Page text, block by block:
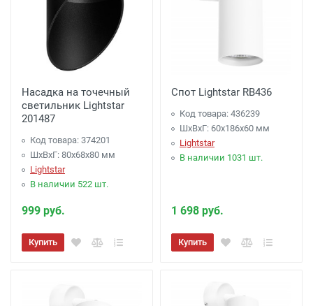
Насадка на точечный
светильник Lightstar
201487
Код товара: 374201
ШхВхГ: 80x68x80 мм
Lightstar
В наличии 522 шт.
999 руб.
Купить
Спот Lightstar RB436
Код товара: 436239
ШхВхГ: 60x186x60 мм
Lightstar
В наличии 1031 шт.
1 698 руб.
Купить